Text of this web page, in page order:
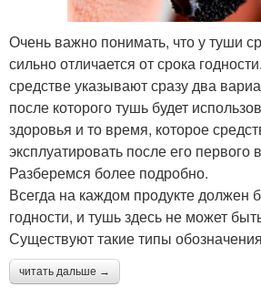
Очень важно понимать, что у туши
сильно отличается от срока
средстве указывают сразу два
после которого тушь будет
здоровья и то время, которое
эксплуатировать после его первого
Разберемся более подробно.
Всегда на каждом продукте должен
годности, и тушь здесь не может
Существуют такие типы
читать дальше →